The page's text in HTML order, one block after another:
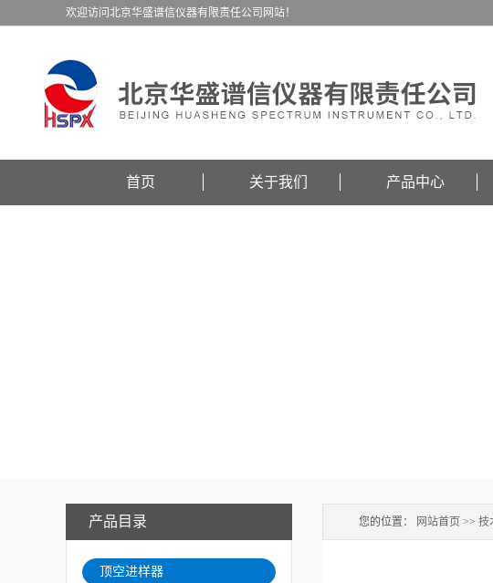
欢迎访问北京华盛谱信仪器有限责任公司网站！
首页 关于我们 产品中心
产品目录
顶空进样器
您的位置： 网站首页 >> 技